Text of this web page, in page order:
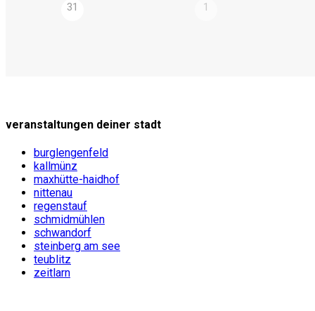
31 1
veranstaltungen deiner stadt
burglengenfeld
kallmünz
maxhütte-haidhof
nittenau
regenstauf
schmidmühlen
schwandorf
steinberg am see
teublitz
zeitlarn